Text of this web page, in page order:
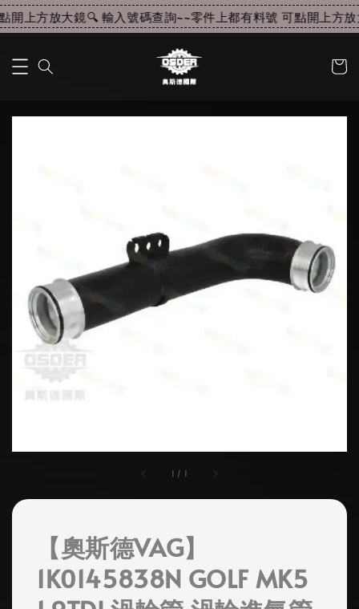
開上方放大鏡🔍 輸入號碼查詢~~零件上都有料號 可點開上方放
1 / 1
【奧斯德VAG】
1K0145838N GOLF MK5